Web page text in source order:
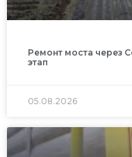
Ремонт моста через
этап
05.08.2026